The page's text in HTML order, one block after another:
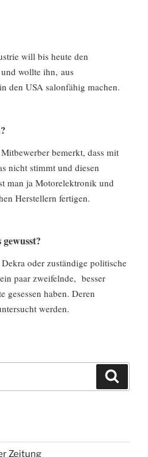
will bis heute den
wollte ihn, aus
den USA salonfähig machen.
bemerkt, dass mit
nicht stimmt und diesen
man ja Motorelektronik und
Herstellern fertigen.
oder zuständige politische
paar zweifelnde, besser
gesessen haben. Deren
werden.
Zeitung